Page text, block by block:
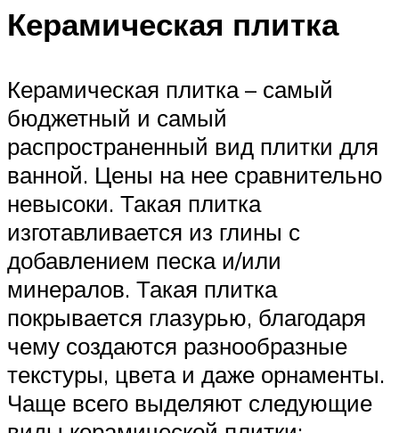
Керамическая плитка
Керамическая плитка – самый
бюджетный и самый
распространенный вид плитки для
ванной. Цены на нее сравнительно
невысоки. Такая плитка
изготавливается из глины с
добавлением песка и/или
минералов. Такая плитка
покрывается глазурью, благодаря
чему создаются разнообразные
текстуры, цвета и даже орнаменты.
Чаще всего выделяют следующие